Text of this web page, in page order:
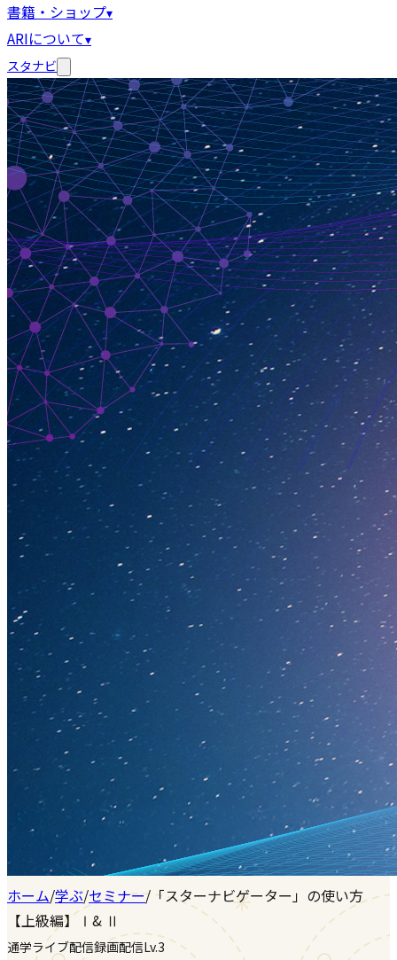
書籍・ショップ▾
ARIについて▾
スタナビ
ホーム/学ぶ/セミナー/ 「スターナビゲーター」の使い方
【上級編】Ⅰ& Ⅱ
通学ライブ配信録画配信Lv.3